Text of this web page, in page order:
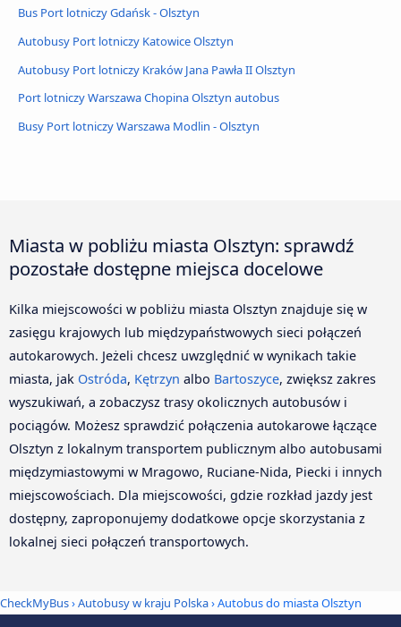
Bus Port lotniczy Gdańsk - Olsztyn
Autobusy Port lotniczy Katowice Olsztyn
Autobusy Port lotniczy Kraków Jana Pawła II Olsztyn
Port lotniczy Warszawa Chopina Olsztyn autobus
Busy Port lotniczy Warszawa Modlin - Olsztyn
Miasta w pobliżu miasta Olsztyn: sprawdź
pozostałe dostępne miejsca docelowe
Kilka miejscowości w pobliżu miasta Olsztyn znajduje się w
zasięgu krajowych lub międzypaństwowych sieci połączeń
autokarowych. Jeżeli chcesz uwzględnić w wynikach takie
miasta, jak Ostróda, Kętrzyn albo Bartoszyce, zwiększ zakres
wyszukiwań, a zobaczysz trasy okolicznych autobusów i
pociągów. Możesz sprawdzić połączenia autokarowe łączące
Olsztyn z lokalnym transportem publicznym albo autobusami
międzymiastowymi w Mragowo, Ruciane-Nida, Piecki i innych
miejscowościach. Dla miejscowości, gdzie rozkład jazdy jest
dostępny, zaproponujemy dodatkowe opcje skorzystania z
lokalnej sieci połączeń transportowych.
CheckMyBus›Autobusy w kraju Polska› Autobus do miasta Olsztyn